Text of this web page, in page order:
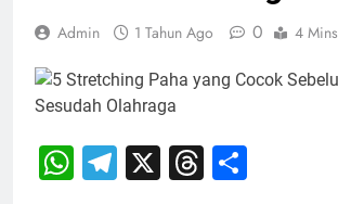
Admin 1 Tahun Ago 0 4 Mins
WhatsApp
Telegram
X Threads